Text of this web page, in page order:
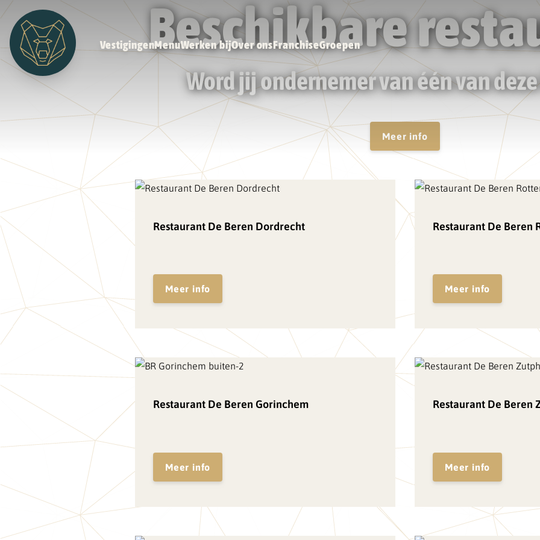
VestigingenMenuWerken bijOver onsFranchiseGroepen
Beschikbare
Word jij ondernemer van één van
Meer info
Restaurant De Beren Dordrecht
Meer info
Restaurant De Beren
Meer info
Restaurant De Beren Gorinchem
Meer info
Restaurant De Beren
Meer info